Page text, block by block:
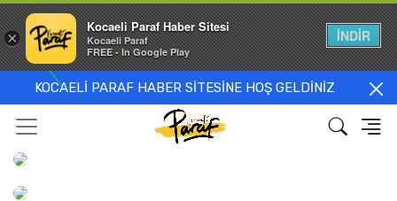
KOCAELİ PARAF HABER SİTESİNE HOŞ GELDİNİZ
×
Kocaeli Paraf Haber Sitesi
Kocaeli Paraf
FREE - In Google Play
İNDİR